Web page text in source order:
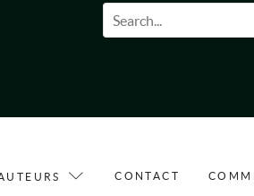
Formulaire
CONTACT